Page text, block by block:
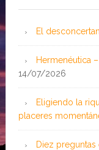
El
Hermenéutica
14/07/2026
Eligiendo la
placeres
Diez